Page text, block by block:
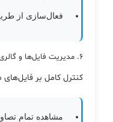
فعال‌سازی از
۶. مدیریت فایل‌ها و گالری
کنترل کامل بر فایل‌های
مشاهده تمام